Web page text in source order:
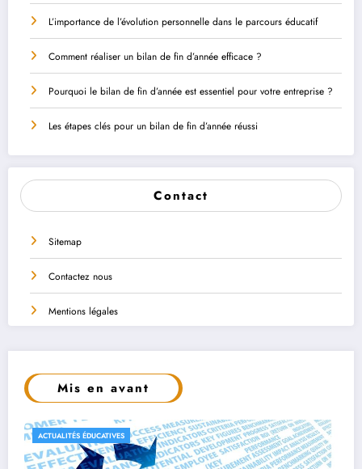
L’importance de l’évolution personnelle dans le parcours éducatif
Comment réaliser un bilan de fin d’année efficace ?
Pourquoi le bilan de fin d’année est essentiel pour votre entreprise ?
Les étapes clés pour un bilan de fin d’année réussi
Contact
Sitemap
Contactez nous
Mentions légales
Mis en avant
CONSEILS ET ASTUCES